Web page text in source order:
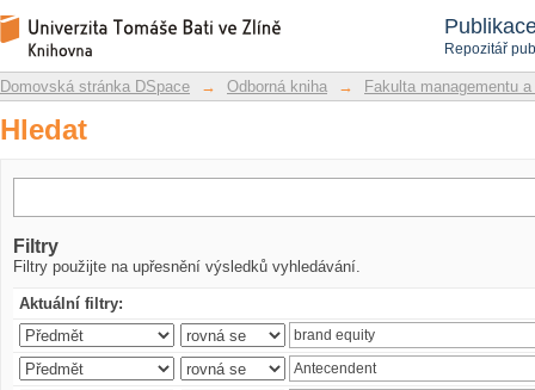
Repozitář
Hledat
Repozitář DSpace/Manakin
Domovská stránka DSpace → Odborná kniha → Fakulta managementu
Hledat
Filtry
Filtry použijte na upřesnění výsledků vyhledávání.
Aktuální filtry: